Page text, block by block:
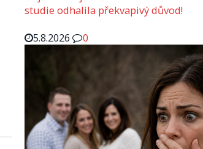
studie odhalila překvapivý důvod!
5.8.2026
0